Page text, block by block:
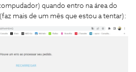
quando entro na área do
mais de um mês que estou a tentar):